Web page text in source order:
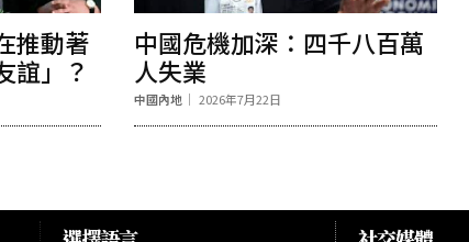
推動著
誼」？
中國危機加深：四千八百萬
人失業
中國內地 2026年7月22日